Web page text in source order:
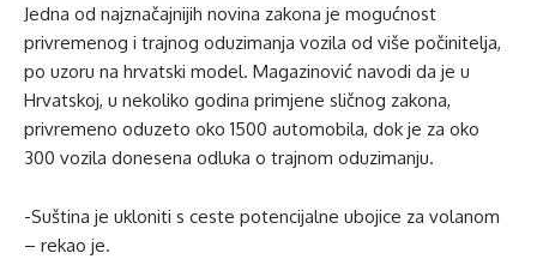
Jedna od najznačajnijih novina zakona je mogućnost
privremenog i trajnog oduzimanja vozila od više počinitelja,
po uzoru na hrvatski model. Magazinović navodi da je u
Hrvatskoj, u nekoliko godina primjene sličnog zakona,
privremeno oduzeto oko 1500 automobila, dok je za oko
300 vozila donesena odluka o trajnom oduzimanju.
-Suština je ukloniti s ceste potencijalne ubojice za volanom
– rekao je.